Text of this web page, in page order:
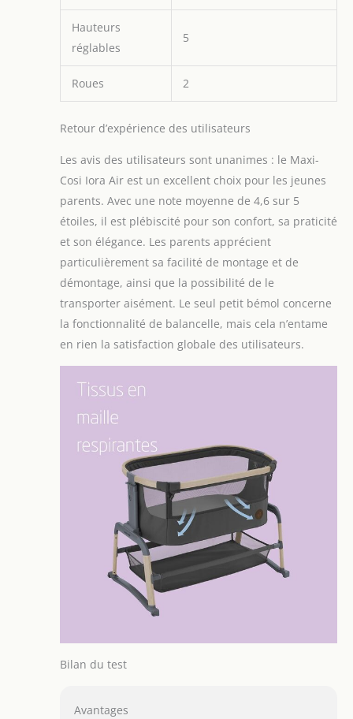
Hauteurs
réglables
5
Roues 2
Retour d’expérience des utilisateurs
Les avis des utilisateurs sont unanimes : le Maxi-
Cosi Iora Air est un excellent choix pour les jeunes
parents. Avec une note moyenne de 4,6 sur 5
étoiles, il est plébiscité pour son confort, sa praticité
et son élégance. Les parents apprécient
particulièrement sa facilité de montage et de
démontage, ainsi que la possibilité de le
transporter aisément. Le seul petit bémol concerne
la fonctionnalité de balancelle, mais cela n’entame
en rien la satisfaction globale des utilisateurs.
Bilan du test
Avantages